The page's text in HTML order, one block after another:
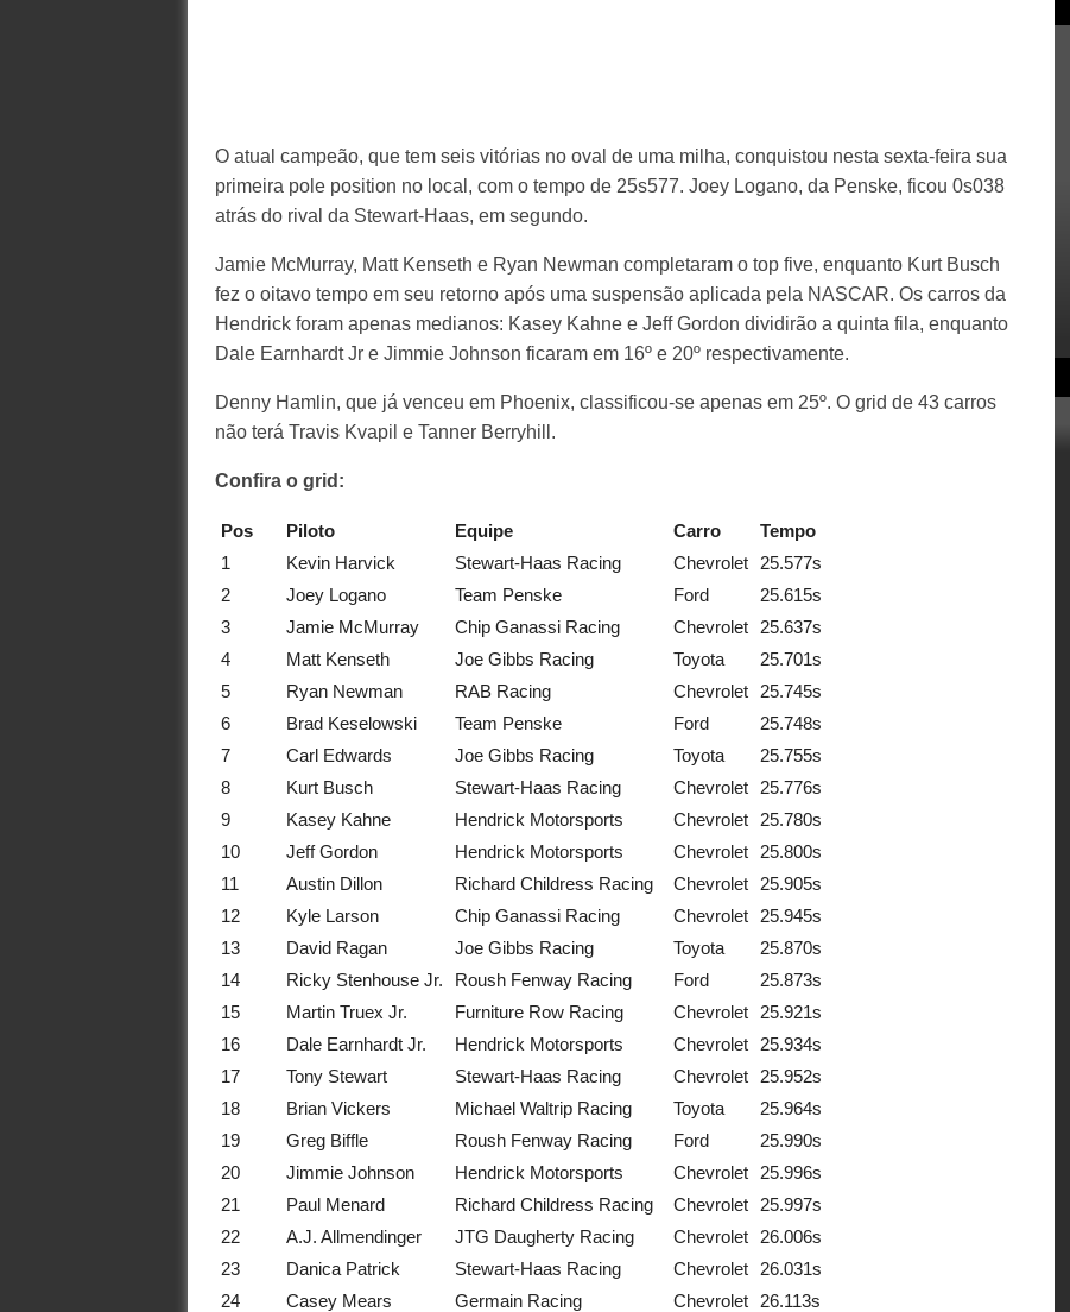
O atual campeão, que tem seis vitórias no oval de uma milha, conquistou nesta sexta-feira sua
primeira pole position no local, com o tempo de 25s577. Joey Logano, da Penske, ficou 0s038
atrás do rival da Stewart-Haas, em segundo.
Jamie McMurray, Matt Kenseth e Ryan Newman completaram o top five, enquanto Kurt Busch
fez o oitavo tempo em seu retorno após uma suspensão aplicada pela NASCAR. Os carros da
Hendrick foram apenas medianos: Kasey Kahne e Jeff Gordon dividirão a quinta fila, enquanto
Dale Earnhardt Jr e Jimmie Johnson ficaram em 16º e 20º respectivamente.
Denny Hamlin, que já venceu em Phoenix, classificou-se apenas em 25º. O grid de 43 carros
não terá Travis Kvapil e Tanner Berryhill.
Confira o grid:
Pos Piloto Equipe Carro
Tempo
1
Kevin Harvick Stewart-Haas Racing Chevrolet
25.577s
2
Joey Logano Team Penske Ford
25.615s
3
Jamie McMurray Chip Ganassi Racing Chevrolet
25.637s
4
Matt Kenseth Joe Gibbs Racing Toyota
25.701s
5
Ryan Newman RAB Racing Chevrolet
25.745s
6
Brad Keselowski Team Penske Ford
25.748s
7
Carl Edwards Joe Gibbs Racing Toyota
25.755s
8
Kurt Busch Stewart-Haas Racing Chevrolet
25.776s
9
Kasey Kahne Hendrick Motorsports Chevrolet
25.780s
10
Jeff Gordon Hendrick Motorsports Chevrolet
25.800s
11
Austin Dillon Richard Childress Racing Chevrolet
25.905s
12
Kyle Larson Chip Ganassi Racing Chevrolet
25.945s
13
David Ragan Joe Gibbs Racing Toyota
25.870s
14
Ricky Stenhouse Jr. Roush Fenway Racing Ford
25.873s
15
Martin Truex Jr. Furniture Row Racing Chevrolet
25.921s
16
Dale Earnhardt Jr. Hendrick Motorsports Chevrolet
25.934s
17
Tony Stewart Stewart-Haas Racing Chevrolet
25.952s
18
Brian Vickers Michael Waltrip Racing Toyota
25.964s
19
Greg Biffle Roush Fenway Racing Ford
25.990s
20
Jimmie Johnson Hendrick Motorsports Chevrolet
25.996s
21
Paul Menard Richard Childress Racing Chevrolet
25.997s
22
A.J. Allmendinger JTG Daugherty Racing Chevrolet
26.006s
23
Danica Patrick Stewart-Haas Racing Chevrolet
26.031s
24
Casey Mears Germain Racing Chevrolet
26.113s